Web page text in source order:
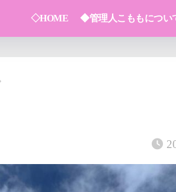
◇HOME ◆管理人こももについ